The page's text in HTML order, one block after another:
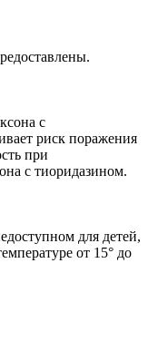
с
риск поражения
при
с тиоридазином.
для детей,
от 15° до